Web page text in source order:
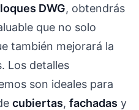
DWG, obtendrás
que no solo
también mejorará la
Los detalles
son ideales para
cubiertas, fachadas y